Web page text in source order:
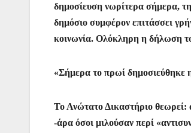
δημοσίευση νωρίτερα σήμερα,
δημόσιο συμφέρον επιτάσσει
κοινωνία. Ολόκληρη η δήλωση
«Σήμερα το πρωί δημοσιεύθηκε
Το Ανώτατο Δικαστήριο θεωρεί:
-άρα όσοι μιλούσαν περί